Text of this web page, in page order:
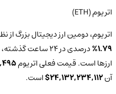
اتریوم (ETH)
اتریوم، دومین ارز دیجیتال بزرگ از
1.79%
درصدی در 24 ساعت
ارزها است. قیمت فعلی اتریوم
آن24,132,234,112$ است.